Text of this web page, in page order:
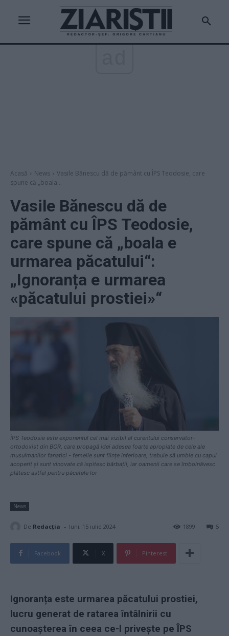
Acasă News
Vasile Bănescu dă de pământ cu ÎPS Teodosie, care
spune că „boala...
Vasile Bănescu dă de
pământ cu ÎPS Teodosie,
care spune că „boala e
urmarea păcatului“:
„Ignoranța e urmarea
«păcatului prostiei»“
ÎPS Teodosie este exponentul cel mai vizibil al curentului conservator-
ortodoxist din BOR, care propagă idei adesea foarte apropiate de cele ale
musulmanilor fanatici - femeile sunt ființe inferioare, trebuie să umble cu capul
acoperit și sunt vinovate că ispitesc bărbații, iar oamenii care se îmbolnăvesc
plătesc astfel pentru păcatele lor
News
De Redacţia - luni, 15 iulie 2024 5
1899
Facebook X Pinterest
Ignoranța este urmarea păcatului prostiei,
lucru generat de ratarea întâlnirii cu
cunoașterea în ceea ce-l privește pe ÎPS